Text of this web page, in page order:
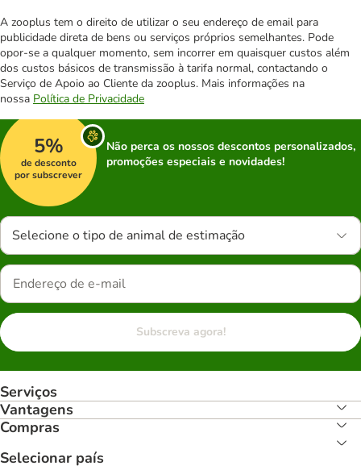
A zooplus tem o direito de utilizar o seu endereço de email para
publicidade direta de bens ou serviços próprios semelhantes. Pode
opor-se a qualquer momento, sem incorrer em quaisquer custos além
dos custos básicos de transmissão à tarifa normal, contactando o
Serviço de Apoio ao Cliente da zooplus. Mais informações na
nossa Política de Privacidade
5%
de desconto
por subscrever
Não perca os nossos descontos personalizados,
promoções especiais e novidades!
Selecione o tipo de animal de estimação
Subscreva agora!
Serviços
Vantagens
Compras
Selecionar país